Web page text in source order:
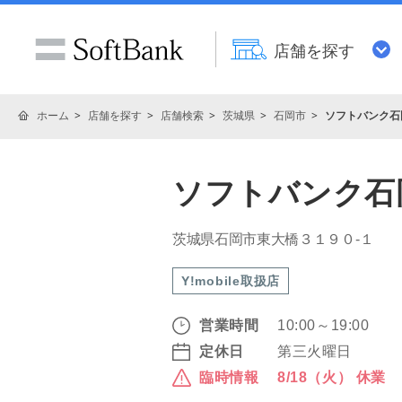
店舗を探す
ホーム 店舗を探す 店舗検索 茨城県 石岡市 ソフトバンク
ソフトバンク石
茨城県石岡市東大橋３１９０‐１
Y!mobile取扱店
営業時間
10:00～19:00
定休日
第三火曜日
臨時情報
8/18（火） 休業